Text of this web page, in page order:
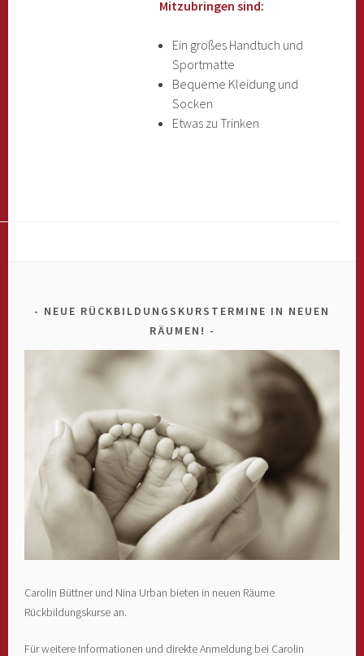
Mitzubringen sind:
Ein großes Handtuch und
Sportmatte
Bequeme Kleidung und
Socken
Etwas zu Trinken
NEUE RÜCKBILDUNGSKURSTERMINE IN NEUEN
RÄUMEN!
Carolin Büttner und Nina Urban bieten in neuen Räume
Rückbildungskurse an.
Für weitere Informationen und direkte Anmeldung bei Carolin